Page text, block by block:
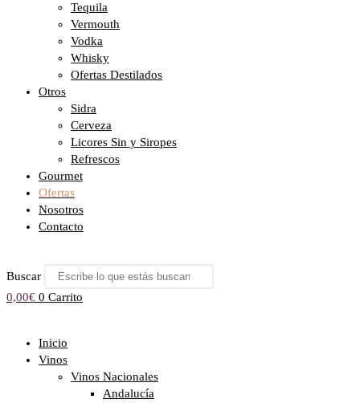
Tequila
Vermouth
Vodka
Whisky
Ofertas Destilados
Otros
Sidra
Cerveza
Licores Sin y Siropes
Refrescos
Gourmet
Ofertas
Nosotros
Contacto
Buscar
0,00€ 0 Carrito
Inicio
Vinos
Vinos Nacionales
Andalucía